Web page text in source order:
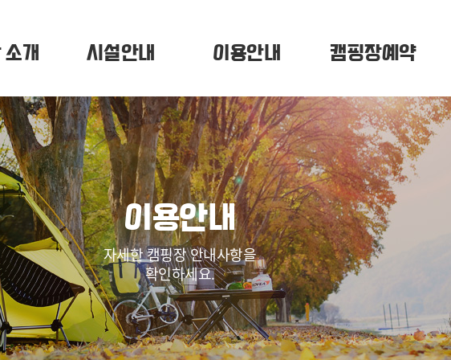
개 시설안내 이용안내 캠핑장예약
이용안내
자세한 캠핑장 안내사항을
확인하세요.